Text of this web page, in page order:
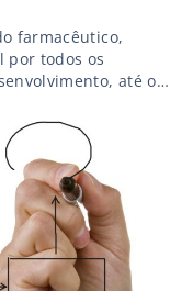
farmacêutico,
por todos os
até o
de logística
e automação